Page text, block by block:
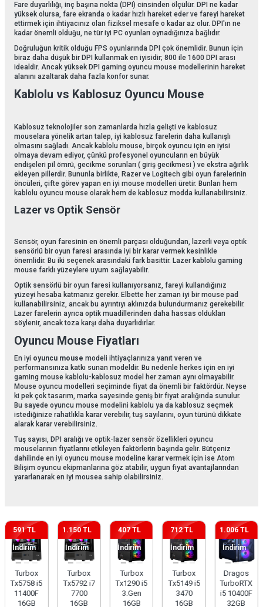
Fare duyarlılığı, inç başına nokta (DPI) cinsinden ölçülür. DPI ne kadar
yüksek olursa, fare ekranda o kadar hızlı hareket eder ve fareyi hareket
ettirmek için ihtiyacınız olan fiziksel mesafe o kadar az olur. DPI'ın ne
kadar önemli olduğu, ne tür iyi PC oyunları oynadığınıza bağlıdır.
Doğruluğun kritik olduğu FPS oyunlarında DPI çok önemlidir. Bunun için
biraz daha düşük bir DPI kullanmak en iyisidir; 800 ile 1600 DPI arası
idealdir. Ancak yüksek DPI gaming oyuncu mouse modellerinin hareket
alanını azaltarak daha fazla konfor sunar.
Kablolu vs Kablosuz Oyuncu Mouse
Kablosuz teknolojiler son zamanlarda hızla gelişti ve kablosuz
mouselara yönelik artan talep, iyi kablosuz farelerin daha kullanışlı
olmasını sağladı. Ancak kablolu mouse, birçok oyuncu için en iyisi
olmaya devam ediyor, çünkü profesyonel oyuncuların en büyük
endişeleri pil ömrü, gecikme sorunları ( giriş gecikmesi ) ve ekstra ağırlık
ekleyen pillerdir. Bununla birlikte, Razer ve Logitech gibi oyun farelerinin
öncüleri, çifte görev yapan en iyi mouse modelleri üretir. Bunları hem
kablolu oyuncu mouse olarak hem de kablosuz modda kullanabilirsiniz.
Lazer vs Optik Sensör
Sensör, oyun faresinin en önemli parçası olduğundan, lazerli veya optik
sensörlü bir oyun faresi arasında iyi bir karar vermek kesinlikle
önemlidir. Bu iki seçenek arasındaki fark basittir. Lazer kablolu gaming
mouse farklı yüzeylere uyum sağlayabilir.
Optik sensörlü bir oyun faresi kullanıyorsanız, fareyi kullandığınız
yüzeyi hesaba katmanız gerekir. Elbette her zaman iyi bir mouse pad
kullanabilirsiniz, ancak bu ayrıntıyı aklınızda bulundurmanız gerekebilir.
Lazer farelerin ayrıca optik muadillerinden daha hassas oldukları
söylenir, ancak toza karşı daha duyarlıdırlar.
Oyuncu Mouse Fiyatları
En iyi oyuncu mouse modeli ihtiyaçlarınıza yanıt veren ve
performansınıza katkı sunan modeldir. Bu nedenle herkes için en iyi
gaming mouse kablolu-kablosuz model her zaman aynı olmayabilir.
Mouse oyuncu modelleri seçiminde fiyat da önemli bir faktördür. Neyse
ki pek çok tasarım, marka sayesinde geniş bir fiyat aralığında sunulur.
Bu sayede oyuncu mouse modelini kablolu ya da kablosuz seçmek
istediğinize rahatlıkla karar verebilir, tuş sayılarını, oyun türünü dikkate
alarak karar verebilirsiniz.
Tuş sayısı, DPI aralığı ve optik-lazer sensör özellikleri oyuncu
mouselarının fiyatlarını etkileyen faktörlerin başında gelir. Bütçeniz
dahilinde en iyi oyuncu mouse modeline karar vermek için ise Atom
Bilişim oyuncu ekipmanlarına göz atabilir, uygun fiyat avantajlarından
yararlanarak en iyi mousea sahip olabilirsiniz.
591 TL
İndirim
Turbox
Tx5758 i5
11400F
16GB
1.150 TL
İndirim
Turbox
Tx5792 i7
7700
16GB
407 TL
İndirim
Turbox
Tx1290 i5
3.Gen
16GB
712 TL
İndirim
Turbox
Tx5149 i5
3470
16GB
1.006 TL
İndirim
Dragos
TurboRTX
i5 10400F
32GB